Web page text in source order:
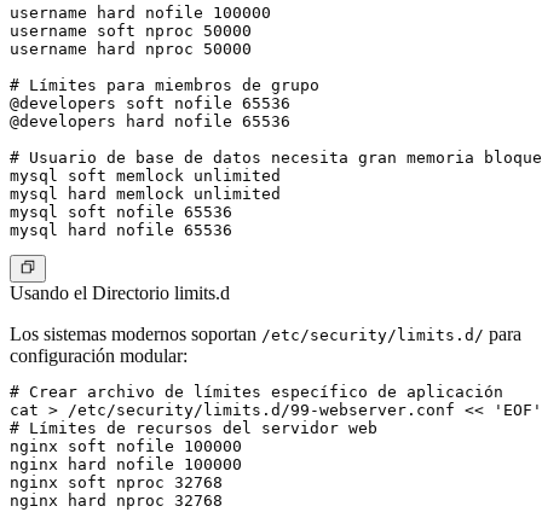
username hard nofile 100000
username soft nproc 50000
username hard nproc 50000
# Límites para miembros de grupo
@developers soft nofile 65536
@developers hard nofile 65536
# Usuario de base de datos necesita gran memoria
mysql soft memlock unlimited
mysql hard memlock unlimited
mysql soft nofile 65536
Usando el Directorio limits.d
Los sistemas modernos soportan /etc/security/limits.d/ para
configuración modular:
# Crear archivo de límites específico de aplicación
cat > /etc/security/limits.d/99-webserver.conf << 'EOF'
# Límites de recursos del servidor web
nginx soft nofile 100000
nginx hard nofile 100000
nginx soft nproc 32768
nginx hard nproc 32768